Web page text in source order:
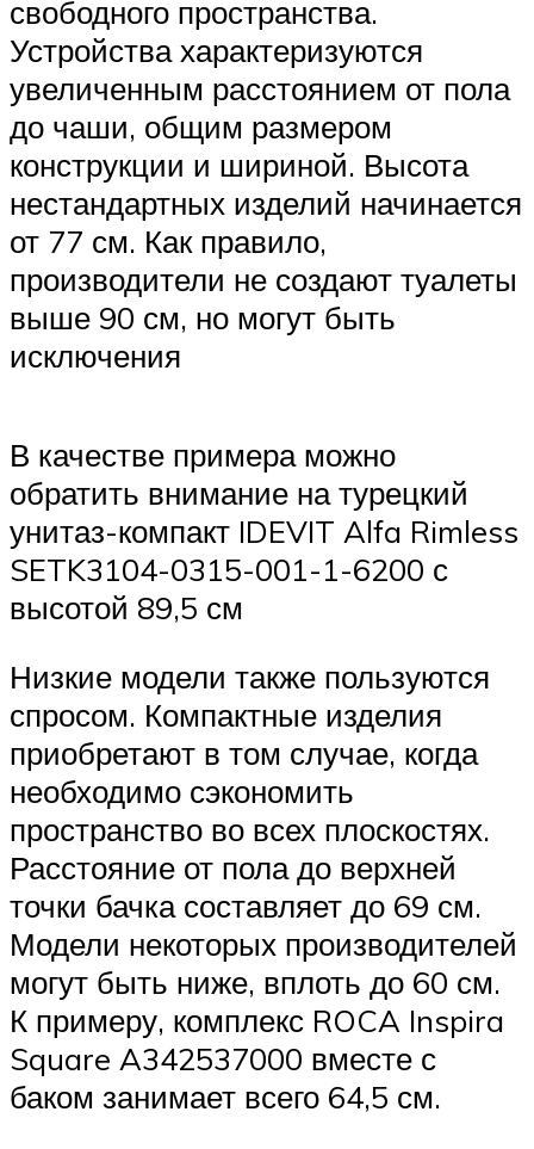
свободного пространства.
Устройства характеризуются
увеличенным расстоянием от пола
до чаши, общим размером
конструкции и шириной. Высота
нестандартных изделий начинается
от 77 см. Как правило,
производители не создают туалеты
выше 90 см, но могут быть
исключения
В качестве примера можно
обратить внимание на турецкий
унитаз-компакт IDEVIT Alfa Rimless
SETK3104-0315-001-1-6200 с
высотой 89,5 см
Низкие модели также пользуются
спросом. Компактные изделия
приобретают в том случае, когда
необходимо сэкономить
пространство во всех плоскостях.
Расстояние от пола до верхней
точки бачка составляет до 69 см.
Модели некоторых производителей
могут быть ниже, вплоть до 60 см.
К примеру, комплекс ROCA Inspira
Square A342537000 вместе с
баком занимает всего 64,5 см.